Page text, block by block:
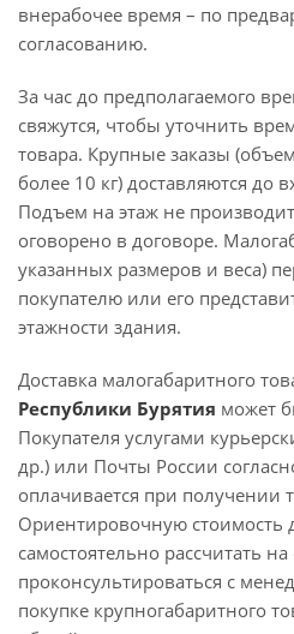
внерабочее время – по
согласованию.
За час до предполагаемого
свяжутся, чтобы уточнить
товара. Крупные заказы
более 10 кг) доставляются до
Подъем на этаж не
оговорено в договоре.
указанных размеров и веса)
покупателю или его
этажности здания.
Доставка малогабаритного
Республики Бурятия может
Покупателя услугами
др.) или Почты России
оплачивается при получении
Ориентировочную стоимость
самостоятельно рассчитать
проконсультироваться с
покупке крупногабаритного